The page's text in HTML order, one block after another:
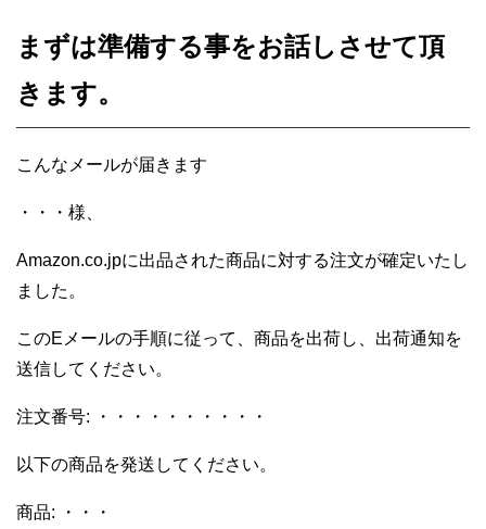
まずは準備する事をお話しさせて頂
きます。
こんなメールが届きます
・・・様、
Amazon.co.jpに出品された商品に対する注文が確定いたし
ました。
このE メールの手順に従って、商品を出荷し、出荷通知を
送信してください。
注文番号: ・・・・・・・・・・
以下の商品を発送してください。
商品: ・・・